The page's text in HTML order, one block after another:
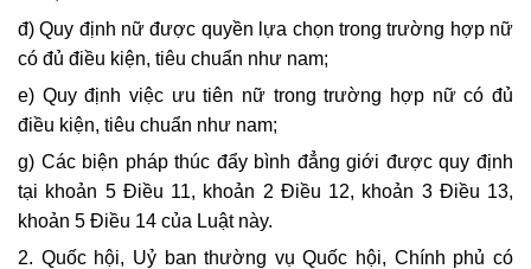
đ) Quy định nữ được quyền lựa chọn trong trường hợp nữ
có đủ điều kiện, tiêu chuẩn như nam;
e) Quy định việc ưu tiên nữ trong trường hợp nữ có đủ
điều kiện, tiêu chuẩn như nam;
g) Các biện pháp thúc đẩy bình đẳng giới được quy định
tại khoản 5 Điều 11, khoản 2 Điều 12, khoản 3 Điều 13,
khoản 5 Điều 14 của Luật này.
2. Quốc hội, Uỷ ban thường vụ Quốc hội, Chính phủ có